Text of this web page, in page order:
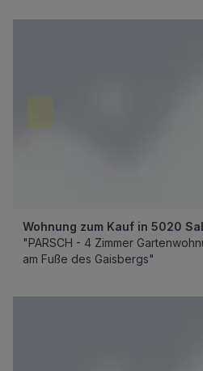
Wohnung zum Kauf in 5020
"PARSCH - 4 Zimmer
am Fuße des Gaisbergs"